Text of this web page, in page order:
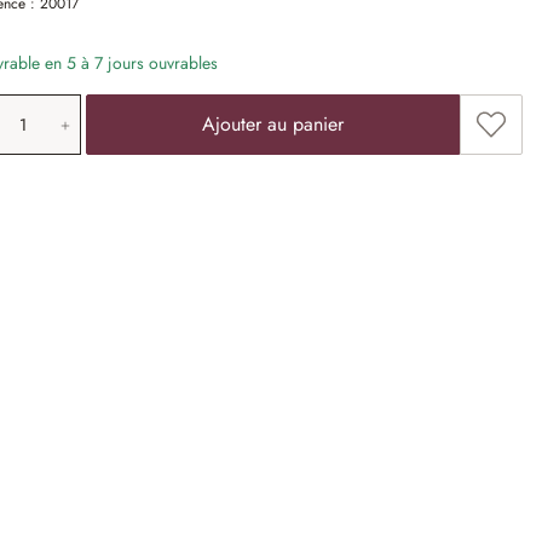
en 5 à 7 jours ouvrables
de produit: saisissez la valeur
Ajouter au panier